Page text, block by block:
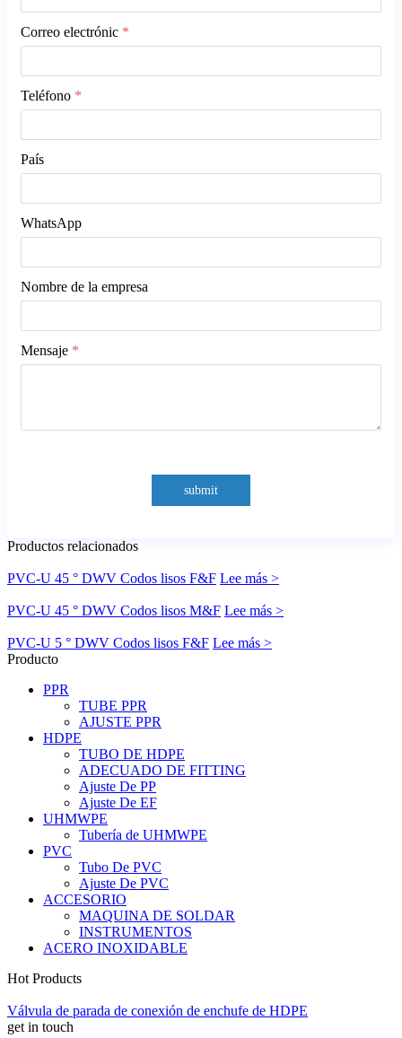
Correo electrónic *
Teléfono *
País
WhatsApp
Nombre de la empresa
Mensaje *
submit
Productos relacionados
PVC-U 45 ° DWV Codos lisos F&F Lee más >
PVC-U 45 ° DWV Codos lisos M&F Lee más >
PVC-U 5 ° DWV Codos lisos F&F Lee más >
Producto
PPR
TUBE PPR
AJUSTE PPR
HDPE
TUBO DE HDPE
ADECUADO DE FITTING
Ajuste De PP
Ajuste De EF
UHMWPE
Tubería de UHMWPE
PVC
Tubo De PVC
Ajuste De PVC
ACCESORIO
MAQUINA DE SOLDAR
INSTRUMENTOS
ACERO INOXIDABLE
Hot Products
Válvula de parada de conexión de enchufe de HDPE
get in touch